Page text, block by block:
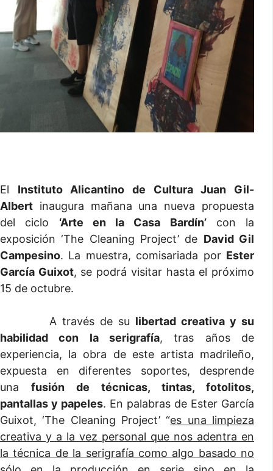
El Instituto Alicantino de Cultura Juan Gil-
Albert inaugura mañana una nueva propuesta
del ciclo ‘Arte en la Casa Bardín’con la
exposición ‘The Cleaning Project’ de David Gil
Campesino. La muestra, comisariada por Ester
García Guixot, se podrá visitar hasta el próximo
15 de octubre.
A través de su libertad creativa y su
habilidad con la serigrafía, tras años de
experiencia, la obra de este artista madrileño,
expuesta en diferentes soportes, desprende
una fusión de técnicas, tintas, fotolitos,
pantallas y papeles. En palabras de Ester García
Guixot, ‘The Cleaning Project’ “es una limpieza
creativa y a la vez personal que nos adentra en
la técnica de la serigrafía como algo basado no